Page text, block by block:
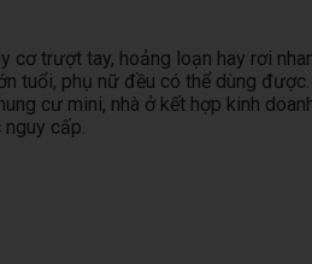
trượt tay, hoảng loạn hay rơi
tuổi, phụ nữ đều có thể dùng được.
cư mini, nhà ở kết hợp kinh
cấp.